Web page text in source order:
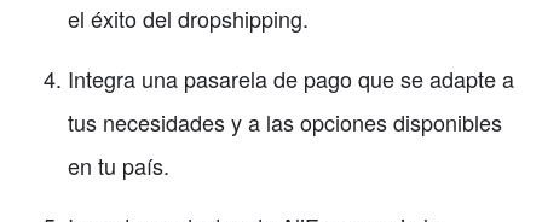
el éxito del dropshipping.
Integra una pasarela de pago que se adapte a
tus necesidades y a las opciones disponibles
en tu país.